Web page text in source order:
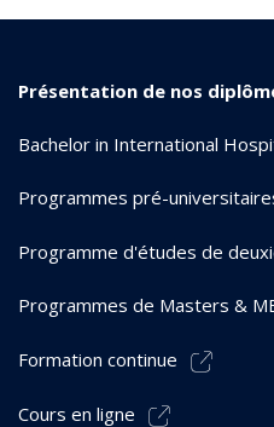
Présentation de nos
Bachelor in International
Programmes pré-
Programme d'études de
Programmes de Masters &
Formation continue
Cours en ligne